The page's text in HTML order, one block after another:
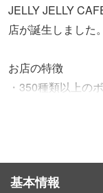
JELLY JELLY
店が誕生しました。
お店の特徴
・350種類以上の
・食べ物のみ持ち
さい)。
基本情報